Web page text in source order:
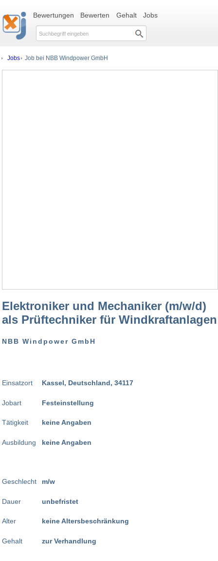
Bewertungen Bewerten Gehalt Jobs
Jobs Job bei NBB Windpower GmbH
Elektroniker und Mechaniker (m/w/d)
als Prüftechniker für Windkraftanlagen
NBB Windpower GmbH
Einsatzort
Jobart
Tätigkeit
Ausbildung
Geschlecht
Dauer
Alter
Gehalt
Kassel, Deutschland, 34117
Festeinstellung
keine Angaben
keine Angaben
m/w
unbefristet
keine Altersbeschränkung
zur Verhandlung